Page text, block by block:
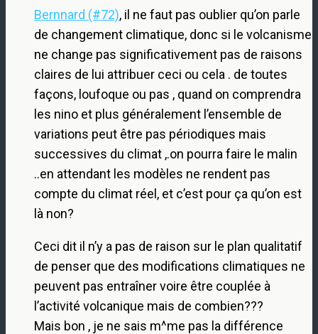
Bernnard (#72), il ne faut pas oublier qu’on parle
de changement climatique, donc si le volcanisme
ne change pas significativement pas de raisons
claires de lui attribuer ceci ou cela . de toutes
façons, loufoque ou pas , quand on comprendra
les nino et plus généralement l’ensemble de
variations peut être pas périodiques mais
successives du climat ,.on pourra faire le malin
..en attendant les modèles ne rendent pas
compte du climat réel, et c’est pour ça qu’on est
là non?
Ceci dit il n’y a pas de raison sur le plan qualitatif
de penser que des modifications climatiques ne
peuvent pas entraîner voire être couplée à
l’activité volcanique mais de combien???
Mais bon , je ne sais m^me pas la différence